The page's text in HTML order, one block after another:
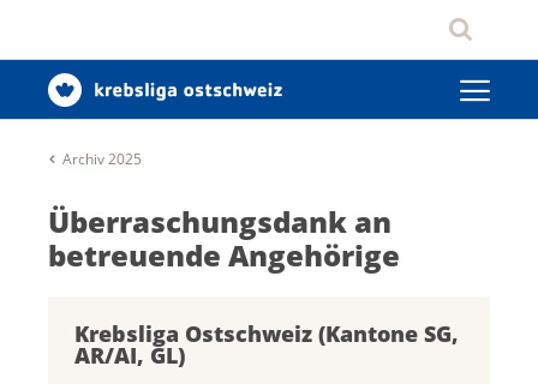
Archiv 2025
Überraschungsdank an
betreuende Angehörige
Krebsliga Ostschweiz (Kantone SG,
AR/AI, GL)